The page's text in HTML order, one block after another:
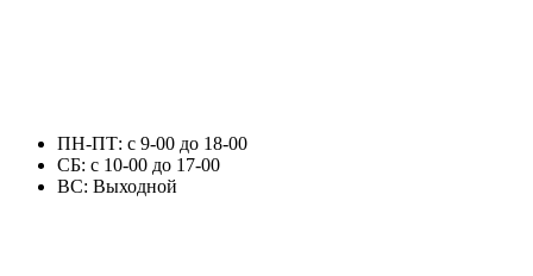
ПН-ПТ: с 9-00 до 18-00
СБ: с 10-00 до 17-00
ВС: Выходной